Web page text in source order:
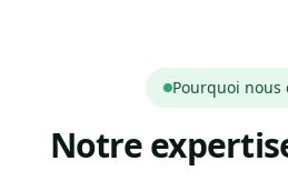
Pourquoi nous
Notre